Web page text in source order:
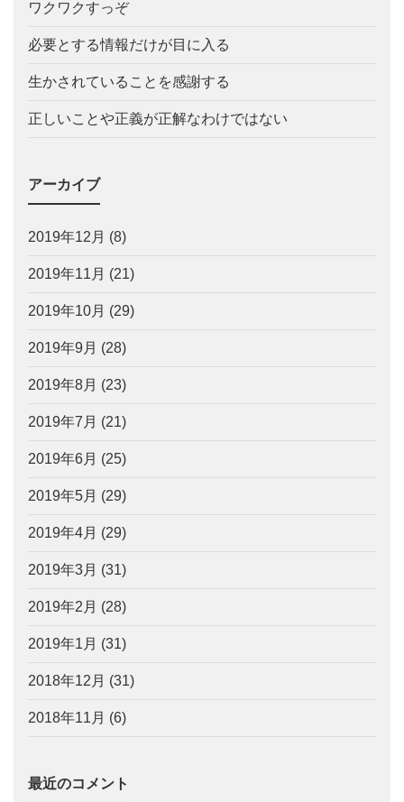
ワクワクすっぞ
必要とする情報だけが目に入る
生かされていることを感謝する
正しいことや正義が正解なわけではない
アーカイブ
2019年12月 (8)
2019年11月 (21)
2019年10月 (29)
2019年9月 (28)
2019年8月 (23)
2019年7月 (21)
2019年6月 (25)
2019年5月 (29)
2019年4月 (29)
2019年3月 (31)
2019年2月 (28)
2019年1月 (31)
2018年12月 (31)
2018年11月 (6)
最近のコメント